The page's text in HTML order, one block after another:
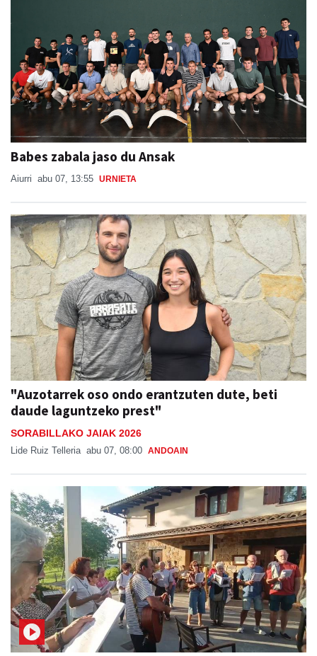
Babes zabala jaso du Ansak
Aiurri abu 07, 13:55 URNIETA
"Auzotarrek oso ondo erantzuten dute, beti
daude laguntzeko prest"
SORABILLAKO JAIAK 2026
Lide Ruiz Telleria abu 07, 08:00 ANDOAIN